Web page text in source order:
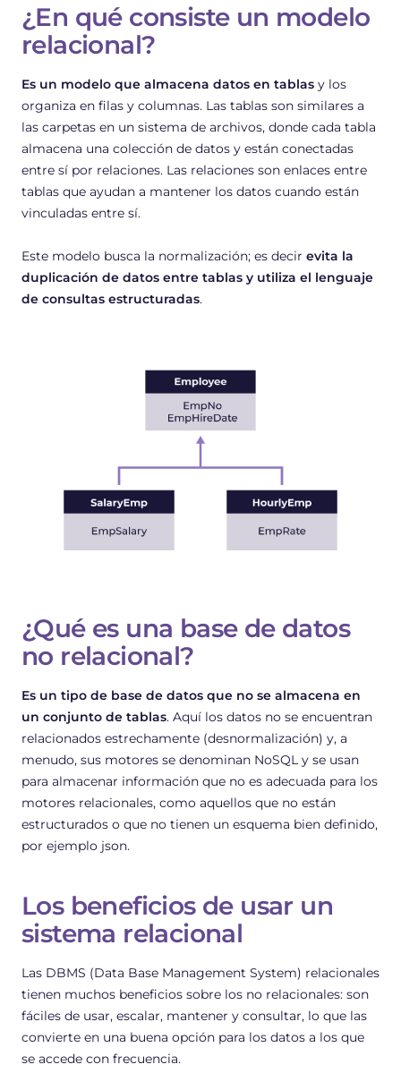
¿En qué consiste un modelo
relacional?
Es un modelo que almacena datos en tablas y los
organiza en filas y columnas. Las tablas son similares a
las carpetas en un sistema de archivos, donde cada tabla
almacena una colección de datos y están conectadas
entre sí por relaciones. Las relaciones son enlaces entre
tablas que ayudan a mantener los datos cuando están
vinculadas entre sí.
Este modelo busca la normalización; es decir evita la
duplicación de datos entre tablas y utiliza el lenguaje
de consultas estructuradas.
¿Qué es una base de datos
no relacional?
Es un tipo de base de datos que no se almacena en
un conjunto de tablas. Aquí los datos no se encuentran
relacionados estrechamente (desnormalización) y, a
menudo, sus motores se denominan NoSQL y se usan
para almacenar información que no es adecuada para los
motores relacionales, como aquellos que no están
estructurados o que no tienen un esquema bien definido,
por ejemplo json.
Los beneficios de usar un
sistema relacional
Las DBMS (Data Base Management System) relacionales
tienen muchos beneficios sobre los no relacionales: son
fáciles de usar, escalar, mantener y consultar, lo que las
convierte en una buena opción para los datos a los que
se accede con frecuencia.